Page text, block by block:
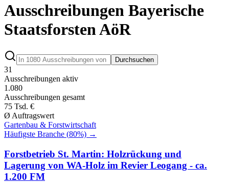
Ausschreibungen Bayerische
Staatsforsten AöR
Durchsuchen
31
Ausschreibungen aktiv
1.080
Ausschreibungen gesamt
75 Tsd. €
Ø Auftragswert
Gartenbau & Forstwirtschaft
Häufigste Branche (80%) →
Forstbetrieb St. Martin: Holzrückung und
Lagerung von WA-Holz im Revier Leogang - ca.
1.200 FM